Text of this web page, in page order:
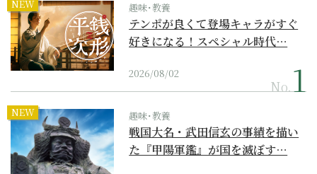
NEW 趣味･教養
テンポが良くて登場キャラがすぐ
好きになる！スペシャル時代…
2026/08/02
No.
NEW 趣味･教養
戦国大名・武田信玄の事績を描い
た『甲陽軍鑑』が国を滅ぼす…